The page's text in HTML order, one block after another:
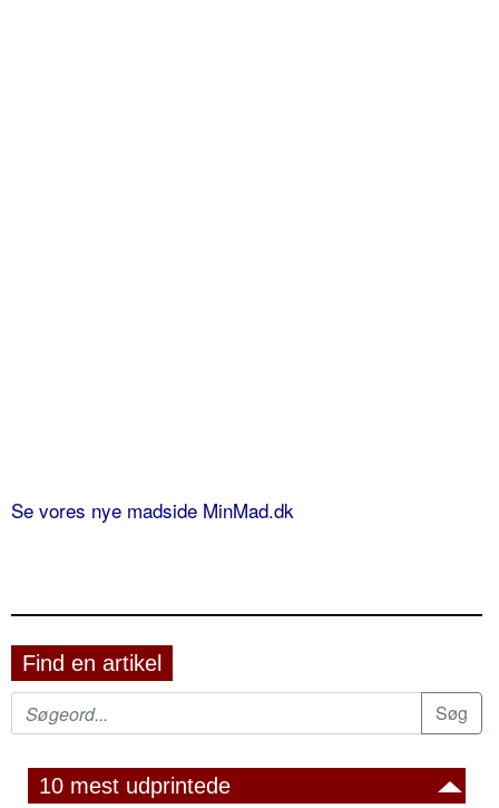
Se vores nye madside MinMad.dk
Find en artikel
10 mest udprintede